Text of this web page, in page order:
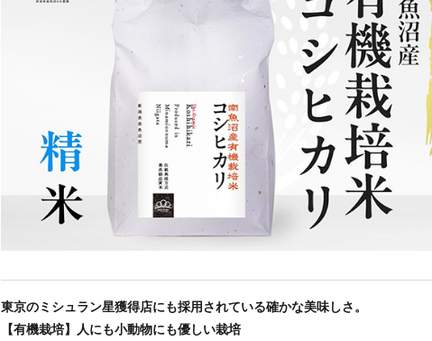
東京のミシュラン星獲得店にも採用されている確かな美味しさ。
【有機栽培】人にも小動物にも優しい栽培